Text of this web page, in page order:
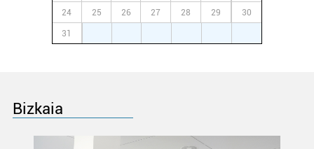
fitxategiak erabiltzen ditu. Zure esperientzia eta
zerbitzuak hobetzeko asmoz, cookie teknologiaz
baliatzen gara. Ohar hau onartuz gero, teknologia hori
24 25 26 27 28 29 30
31
Bizkaia